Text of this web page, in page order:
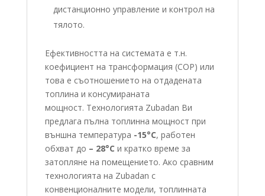
дистанционно управление и контрол на
тялото.
Ефективността на системата е т.н.
коефициент на трансформация (COP) или
това е съотношението на отдадената
топлина и консумираната
мощност. Технологията Zubadan Ви
предлага пълна топлинна мощност при
външна температура -15°С, работен
обхват до – 28°C и кратко време за
затопляне на помещението. Ако сравним
технологията на Zubadan с
конвенционалните модели, топлинната